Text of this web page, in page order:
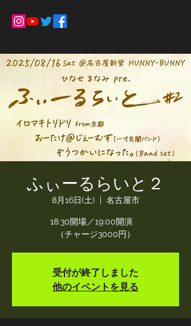
ふぃーるらいと２
8月16日(土)
  |
名古屋市
18:30開場／19:00開演
（チャージ3000円）
受付が終了しました
他のイベントを見る